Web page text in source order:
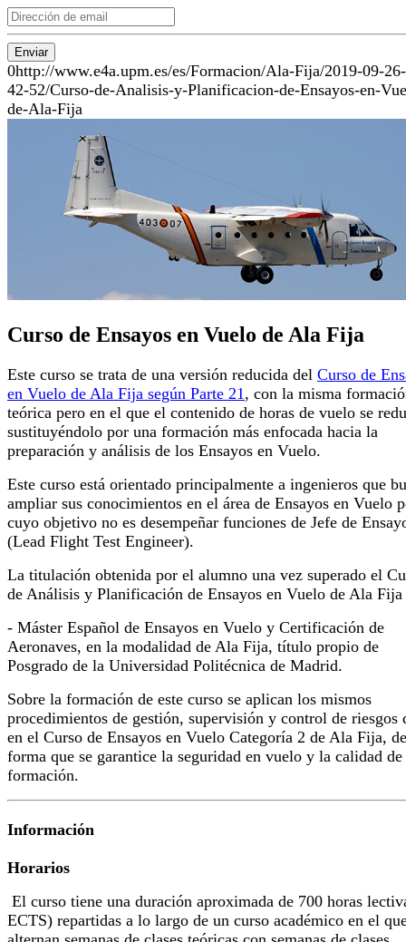
Enviar
0http://www.e4a.upm.es/es/Formacion/Ala-Fija/2019-09-
42-52/Curso-de-Analisis-y-Planificacion-de-Ensayos-en-
de-Ala-Fija
Curso de Ensayos en Vuelo de Ala Fija
Este curso se trata de una versión reducida del Curso de
en Vuelo de Ala Fija según Parte 21 , con la misma
teórica pero en el que el contenido de horas de vuelo se
sustituyéndolo por una formación más enfocada hacia la
preparación y análisis de los Ensayos en Vuelo.
Este curso está orientado principalmente a ingenieros que
ampliar sus conocimientos en el área de Ensayos en Vuelo
cuyo objetivo no es desempeñar funciones de Jefe de
(Lead Flight Test Engineer).
La titulación obtenida por el alumno una vez superado el
de Análisis y Planificación de Ensayos en Vuelo de Ala Fija
- Máster Español de Ensayos en Vuelo y Certificación de
Aeronaves, en la modalidad de Ala Fija, título propio de
Posgrado de la Universidad Politécnica de Madrid.
Sobre la formación de este curso se aplican los mismos
procedimientos de gestión, supervisión y control de riesgos
en el Curso de Ensayos en Vuelo Categoría 2 de Ala Fija, de
forma que se garantice la seguridad en vuelo y la calidad
formación.
Información
Horarios
El curso tiene una duración aproximada de 700 horas
ECTS) repartidas a lo largo de un curso académico en el